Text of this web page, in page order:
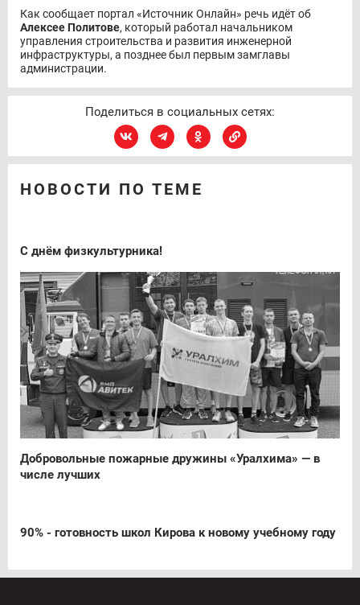
Как сообщает портал «Источник Онлайн» речь идёт об
Алексее Политове, который работал начальником
управления строительства и развития инженерной
инфраструктуры, а позднее был первым замглавы
администрации.
Поделиться в социальных сетях:
НОВОСТИ ПО ТЕМЕ
С днём физкультурника!
Добровольные пожарные дружины «Уралхима» — в
числе лучших
90% - готовность школ Кирова к новому учебному году